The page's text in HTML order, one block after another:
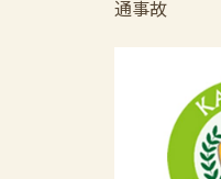
通事故